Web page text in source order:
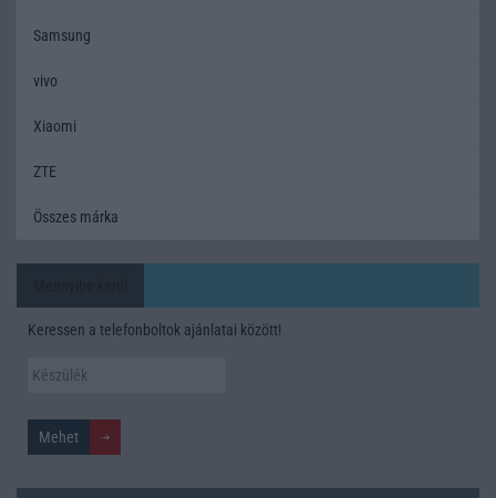
Samsung
vivo
Xiaomi
ZTE
Összes márka
Keressen a telefonboltok ajánlatai között!